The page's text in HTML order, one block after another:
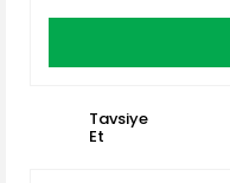
Tavsiye
Et